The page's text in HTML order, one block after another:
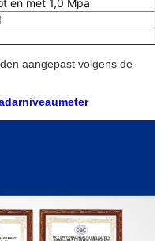
en met 1,0 Mpa
aangepast volgens de